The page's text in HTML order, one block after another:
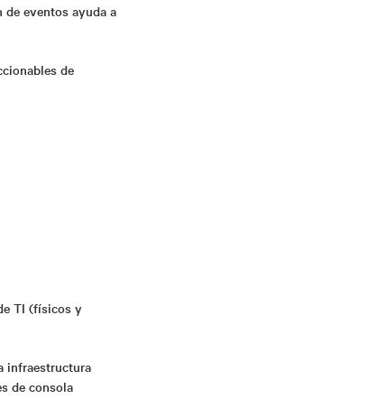
eventos ayuda a
de
TI (físicos y
infraestructura
de consola